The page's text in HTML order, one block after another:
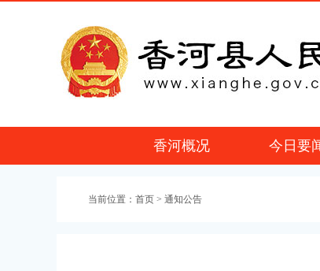
香河概况 今日要
当前位置： 首页 > 通知公告